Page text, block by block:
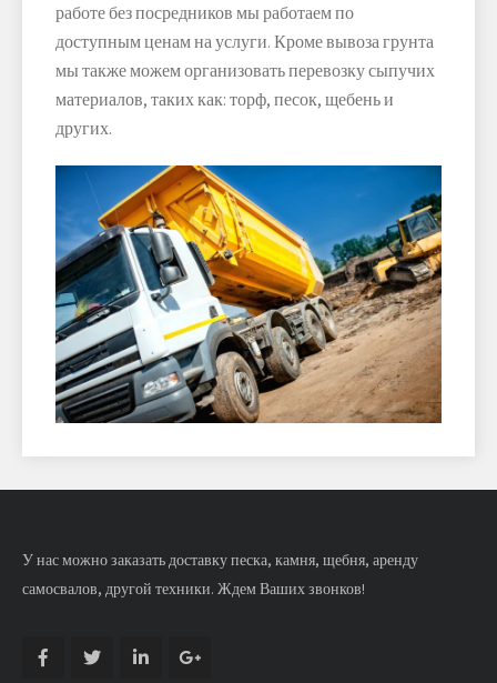
работе без посредников мы работаем по
доступным ценам на услуги. Кроме вывоза грунта
мы также можем организовать перевозку сыпучих
материалов, таких как: торф, песок, щебень и
других.
У нас можно заказать доставку песка, камня, щебня, аренду
самосвалов, другой техники. Ждем Ваших звонков!